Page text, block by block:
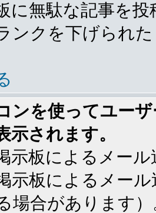
に無駄な記事を
ンクを下げられ
ンを使ってユー
示されます。
示板によるメー
示板によるメー
場合があります